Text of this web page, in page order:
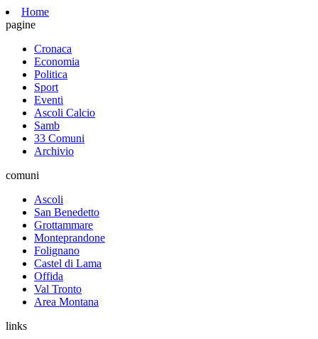
Home
pagine
Cronaca
Economia
Politica
Sport
Eventi
Ascoli Calcio
Samb
33 Comuni
Archivio
comuni
Ascoli
San Benedetto
Grottammare
Monteprandone
Folignano
Castel di Lama
Offida
Val Tronto
Area Montana
links